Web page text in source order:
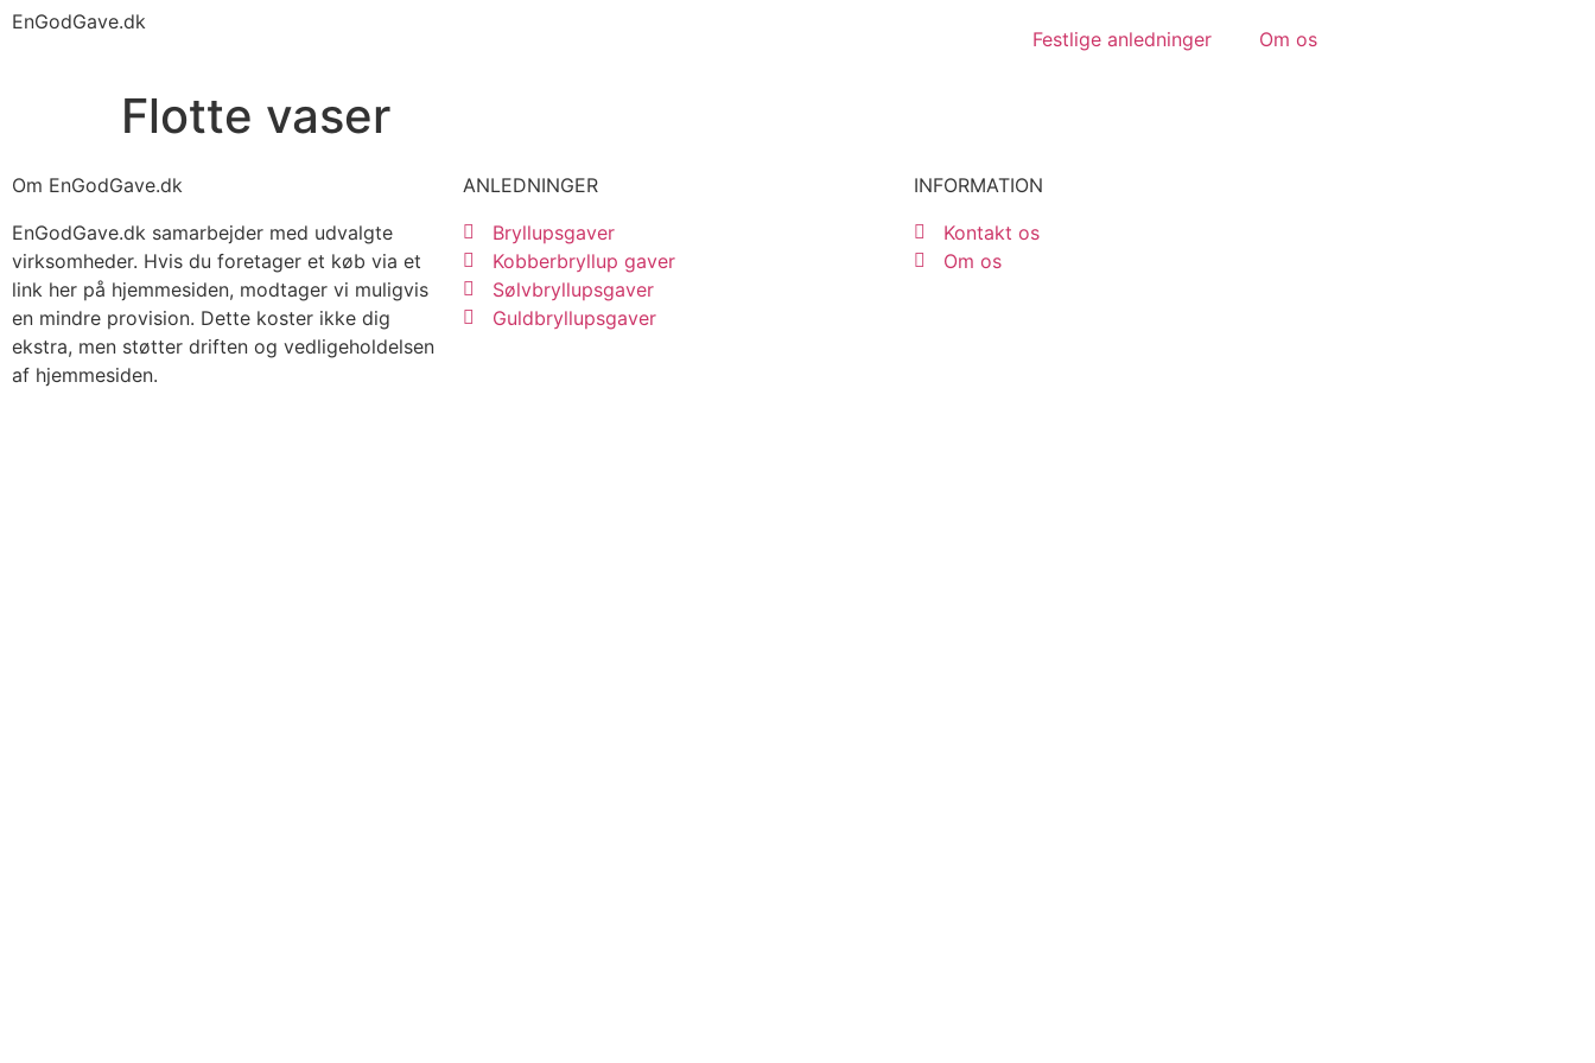
EnGodGave.dk
Festlige anledninger Om os
Flotte vaser
Om EnGodGave.dk
EnGodGave.dk samarbejder med udvalgte
virksomheder. Hvis du foretager et køb via et
link her på hjemmesiden, modtager vi muligvis
en mindre provision. Dette koster ikke dig
ekstra, men støtter driften og vedligeholdelsen
af hjemmesiden.
ANLEDNINGER
Bryllupsgaver
Kobberbryllup gaver
Sølvbryllupsgaver
Guldbryllupsgaver
INFORMATION
Kontakt os
Om os